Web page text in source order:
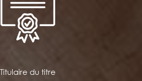
Titulaire du titre